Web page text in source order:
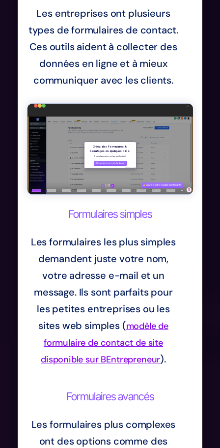
Les entreprises ont plusieurs
types de formulaires de contact.
Ces outils aident à collecter des
données en ligne et à mieux
communiquer avec les clients.
Formulaires simples
Les formulaires les plus simples
demandent juste votre nom,
votre adresse e-mail et un
message. Ils sont parfaits pour
les petites entreprises ou les
sites web simples (modèle de
formulaire de contact de site
disponible sur BEntrepreneur).
Formulaires avancés
Les formulaires plus complexes
ont des options comme des